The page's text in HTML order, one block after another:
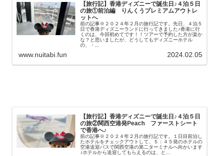
【旅行記】香港ディズニーで誕生日♪４泊５日
の旅①前泊編 りんくうプレミアムアウトレ
ットへ
前の記事※２０２４年２月の旅行記です。先日、４泊５
日で香港ディズニーランドに行ってきました♪香港に行
くのは、今回初めてです！！ツアーで予約した方が楽か
な？と思いましたが、どうしてもディズニーホテル
の、・...
www.nuitabi.fun 2024.02.05
【旅行記】香港ディズニーで誕生日♪４泊５日
の旅②関西空港発Peach ファーストシート
で香港へ♪
前の記事※２０２４年２月の旅行記です。１日目前泊し
たホテルをチェックアウトして、５：４５発のホテルの
空港送迎バスで関西空港の第二ターミナルへ向かいます
♪ホテルから送迎してもらえるのは、と...